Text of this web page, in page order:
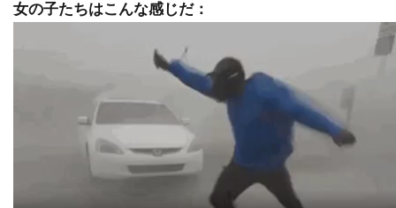
女の子たちはこんな感じだ：